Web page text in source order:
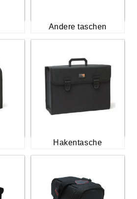
Andere taschen
Hakentasche